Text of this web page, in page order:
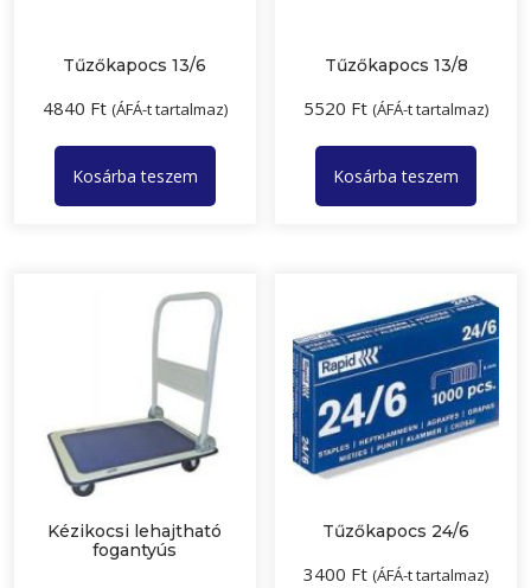
Tűzőkapocs 13/6
4840 Ft (ÁFÁ-t tartalmaz)
Kosárba teszem
Tűzőkapocs 13/8
5520 Ft (ÁFÁ-t tartalmaz)
Kosárba teszem
Kézikocsi lehajtható
fogantyús
Tűzőkapocs 24/6
3400 Ft (ÁFÁ-t tartalmaz)